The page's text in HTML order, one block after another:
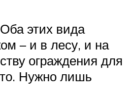
этих вида
– и в лесу, и на
ограждения для
Нужно лишь